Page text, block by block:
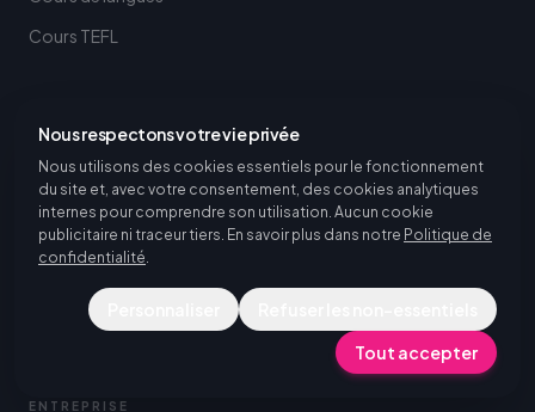
Nous respectons votre vie privée
Nous utilisons des cookies essentiels pour le fonctionnement
du site et, avec votre consentement, des cookies analytiques
internes pour comprendre son utilisation. Aucun cookie
publicitaire ni traceur tiers. En savoir plus dans notre Politique de
confidentialité.
Tout accepter
Cours TEFL
Services de recrutement
Embaucher des stagiaires internationaux
Sourcing de talents en Europe
Cours de langues
Cours TEFL
ENTREPRISE